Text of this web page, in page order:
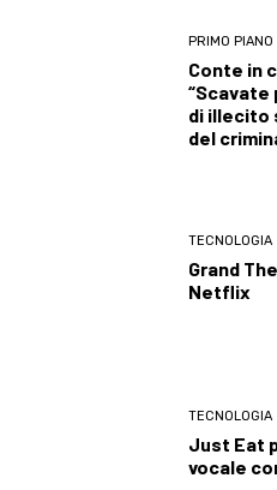
PRIMO PIANO
Conte in
di illecito
del
TECNOLOGIA
Grand
Netflix
TECNOLOGIA
Just Eat
vocale